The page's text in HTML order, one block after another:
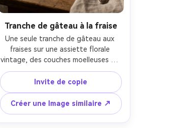
Tranche de gâteau à la fraise
Une seule tranche de gâteau aux
fraises sur une assiette florale
vintage, des couches moelleuses de
crème fouettée et des fraises
fraîches, des miettes moelleuses,
une légère poussière de sucre en
poudre, la lumière de la fenêtre à
gauche avec une diffusion de rideau
pure, prise sur Fujifilm GFX 100S, 80
Invite de copie
Créer une Image similaire ↗